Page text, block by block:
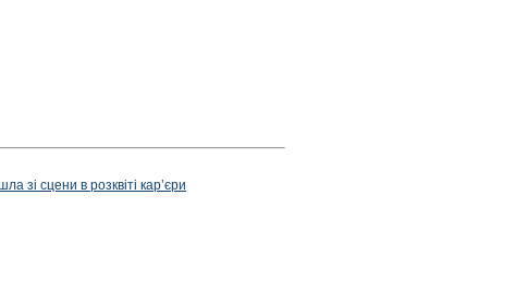
зі сцени в розквіті карʼєри